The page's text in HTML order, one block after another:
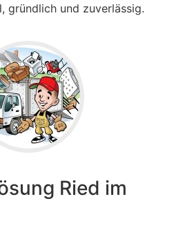
gründlich und zuverlässig.
Ried im